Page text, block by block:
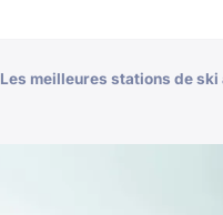
Les meilleures stations de ski